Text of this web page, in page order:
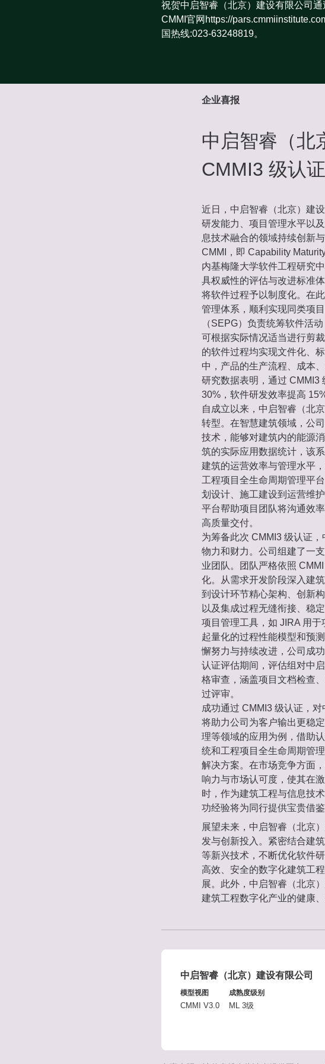
祝贺中启智睿（北京）建设有限公司通
CMMI官网https://
国热线:023-63248819。
企业喜报
中启智睿（北
CMMI3 级认
近日，中启智睿（北京）建
研发能力、项目管理水平以
息技术融合的领域持续创新
CMMI，即 Capability
内基梅隆大学软件工程研究
具权威性的评估与改进标准
将软件过程予以制度化。在
管理体系，顺利实现同类项
（SEPG）负责统筹软件活
可根据实际情况适当进行剪
的软件过程均实现文件化、
中，产品的生产流程、成本
研究数据表明，通过 CMMI3
30%，软件研发效率提高
自成立以来，中启智睿（北
转型。在智慧建筑领域，公
技术，能够对建筑内的能源
筑的实际应用数据统计，该
建筑的运营效率与管理水平
工程项目全生命周期管理平
划设计、施工建设到运营维
平台帮助项目团队将沟通效
高质量交付。
为筹备此次 CMMI3 级认证
物力和财力。公司组建了一
业团队。团队严格依照
化。从需求开发阶段深入建
到设计环节精心架构、创新
以及集成过程无缝衔接、稳
项目管理工具，如 JIRA 用
起量化的过程性能模型和预
懈努力与持续改进，公司成
认证评估期间，评估组对中
格审查，涵盖项目文档检查
过评审。
成功通过 CMMI3 级认证，
将助力公司为客户输出更稳
理等领域的应用为例，借助
统和工程项目全生命周期管
解决方案。在市场竞争方面
响力与市场认可度，使其在
时，作为建筑工程与信息技
功经验将为同行提供宝贵借
展望未来，中启智睿（北京
发与创新投入。紧密结合建
等新兴技术，不断优化软件
高效、安全的数字化建筑工
展。此外，中启智睿（北京
建筑工程数字化产业的健康
中启智睿（北京）建设有限公司
模型视图
CMMI V3.0
成熟度级别
ML 3级